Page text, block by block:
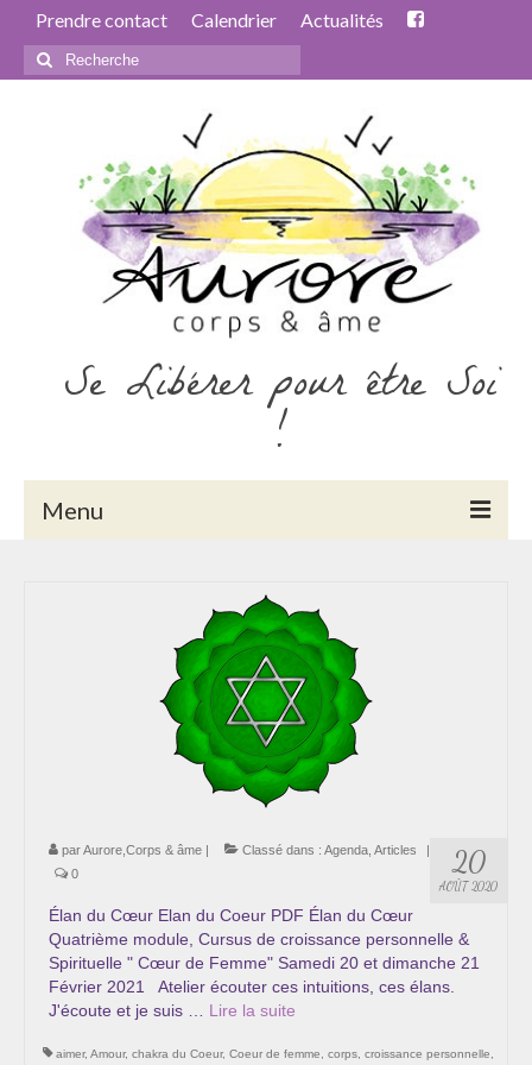
Prendre contact Calendrier Actualités
Rechercher
:
Se Libérer pour être Soi
!
Menu
Psychogénéalogie
La Numérologie Créative
Initiation à la Numérologie
Témoignages Initiation à la Numérologie
Accompagnement thérapeutique
Soin et éveil au Féminin authentique et sacré
Chemin de libération et d’expression de soi »
20
AOÛT 2020
parAurore,Corps & âme | Classé dans : Agenda Articles
|
0
Élan du Cœur Elan du Coeur PDF Élan du Cœur
Quatrième module, Cursus de croissance personnelle &
Spirituelle " Cœur de Femme" Samedi 20 et dimanche 21
Février 2021 Atelier écouter ces intuitions, ces élans.
J'écoute et je suis … Lire la suite­­
aimer, Amour, chakra du Coeur, Coeur de femme corps croissance personnelle